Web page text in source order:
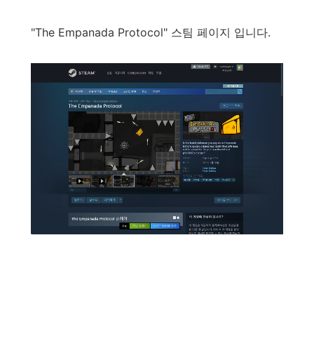
"The Empanada Protocol" 스팀 페이지 입니다.